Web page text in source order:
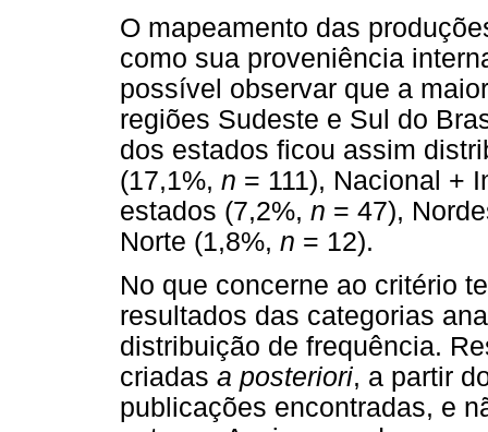
O mapeamento das
como sua proveniência
possível observar que a
regiões Sudeste e Sul do
dos estados ficou assim
(17,1%, n = 111), Nacional +
estados (7,2%, n = 47),
Norte (1,8%, n = 12).
No que concerne ao critério
resultados das categorias
distribuição de frequência.
criadas a posteriori, a partir
publicações encontradas, e